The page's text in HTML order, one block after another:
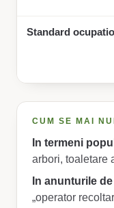
Standard
CUM SE MAI
In termeni
arbori, toaletare
In anunturile
„operator